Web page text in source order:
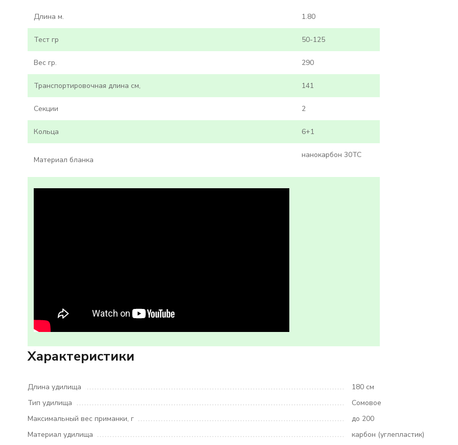
Длина м. 1.80
Тест гр 50-125
Вес гр. 290
Транспортировочная длина см, 141
Секции 2
Кольца 6+1
Материал бланка
нанокарбон 30TC
Характеристики
Длина удилища
180 см
Тип удилища
Сомовое
Максимальный вес приманки, г
до 200
Материал удилища
карбон (углепластик)